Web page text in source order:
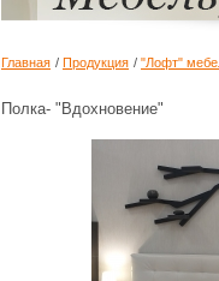
Главная / Продукция / "Лофт"
Полка- "Вдохновение"